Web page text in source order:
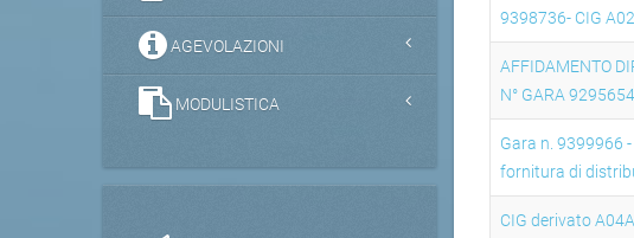
9398736- CIG
AFFIDAMENTO
N° GARA
Gara n. 9399966
fornitura di
CIG derivato
AGEVOLAZIONI
MODULISTICA